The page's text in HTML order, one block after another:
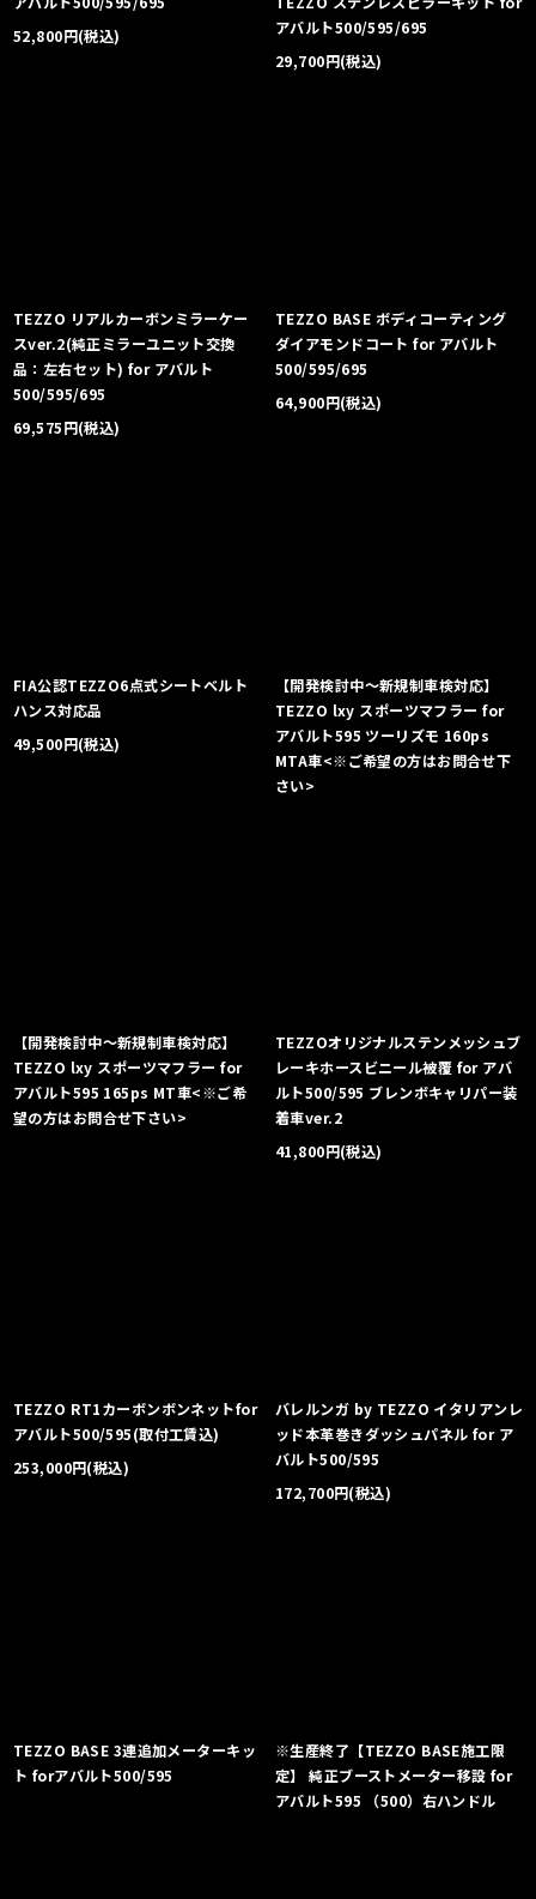
52,800円(税込)
アバルト500/595/695
29,700円(税込)
TEZZO リアルカーボンミラーケー
スver.2(純正ミラーユニット交換
品：左右セット) for アバルト
500/595/695
69,575円(税込)
TEZZO BASE ボディコーティング
ダイアモンドコート for アバルト
500/595/695
64,900円(税込)
FIA公認TEZZO6点式シートベルト
ハンス対応品
49,500円(税込)
【開発検討中〜新規制車検対応】
TEZZO lxy スポーツマフラー for
アバルト595 ツーリズモ 160ps
MTA車<※ご希望の方はお問合せ下
さい>
【開発検討中〜新規制車検対応】
TEZZO lxy スポーツマフラー for
アバルト595 165ps MT車<※ご希
望の方はお問合せ下さい>
TEZZOオリジナルステンメッシュブ
レーキホースビニール被覆 for アバ
ルト500/595 ブレンボキャリパー装
着車ver.2
41,800円(税込)
TEZZO RT1カーボンボンネットfor
アバルト500/595(取付工賃込)
253,000円(税込)
バレルンガ by TEZZO イタリアンレ
ッド本革巻きダッシュパネル for ア
バルト500/595
172,700円(税込)
TEZZO BASE 3連追加メーターキッ
ト forアバルト500/595
※生産終了【TEZZO BASE施工限
定】 純正ブーストメーター移設 for
アバルト595 （500）右ハンドル